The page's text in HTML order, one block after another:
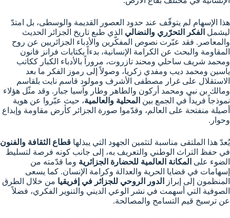
هذا الإسهام لم يتوقّف عند حدود العصور القديمة والوسطى، بل امتدّ
ليشمل الفكر التحرّري والنضالي الذي طبع تاريخ الجزائر الحديث
والمعاصر. فقد عبّرت نصوص المفكّرين والأدباء الجزائريين عن روح
المقاومة والبحث عن الكرامة الإنسانية، بدءاً بكتابات فرانز فانون
ومحمد شريف ساحلي ومحند تازروت، مروراً بالأدباء الكبار ككاتب
ياسين ومحمد ديب ومفدي زكريا، وصولاً إلى رموز الفكر ما بعد
الاستقلال على غرار مصطفى الأشرف ومولود قاسم نايت بلقاسم
ومالك بن نبي ومحمد أركون والطاهر وطار وآسيا جبار. وقد مثّل هؤلاء
نموذجاً فريداً في الجمع بين المحلية والعالمية، حيث عبّروا عن هوية
أصيلة منفتحة على العالم، وقدّموا صورة الجزائر كأرض مقاومة وإبداع
وحوار.
يُعدّ هذا الملتقى مناسبة لتثمين الجهود التي يبذلها قطاع الثقافة والفنون
في حفظ التراث الوطني والتعريف به، إلى جانب كونه فرصة لتسليط
الضوء على المكانة العالمية للحضارة الجزائرية وما قدّمته من
إسهامات في قضايا الحرية والعدالة وكرامة الإنسان. كما يسعى
المنظمون إلى إبراز
الدور الروحي للجزائر في إفريقيا من خلال الطرق
الصوفية التي أسهمت في نشر الوعي الديني والتنوير الفكري، فضلاً
عن ترسيخ قيم التسامح والمصالحة.